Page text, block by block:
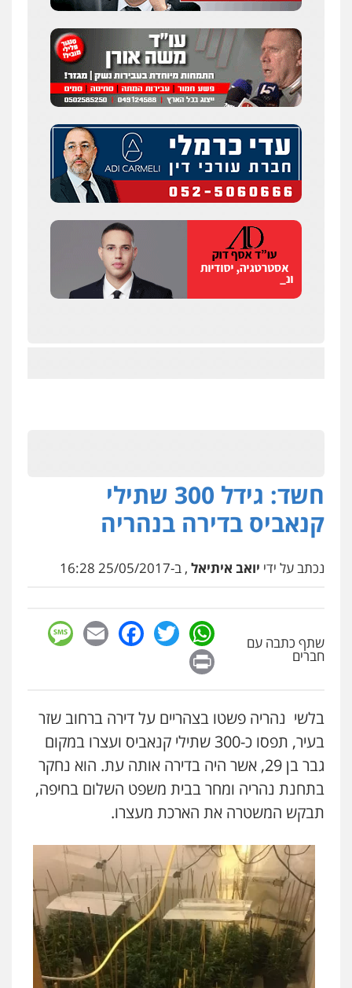
חשד: גידל 300 שתילי
קנאביס בדירה בנהריה
נכתב על ידי יואב איתיאל , ב-25/05/2017 16:28
שתף כתבה עם
חברים
WhatsApp
Twitter
Facebook
Email
בלשי נהריה פשטו בצהריים על דירה ברחוב שזר
בעיר, תפסו כ-300 שתילי קנאביס ועצרו במקום
גבר בן 29, אשר היה בדירה אותה עת. הוא נחקר
בתחנת נהריה ומחר בבית משפט השלום בחיפה,
תבקש המשטרה את הארכת מעצרו.
צילום עורכי דין שירותים מקצועיים לעורכי
0504578527
מחיקת כתבות מגוגל ודחיקת אזכורים
שליליים
שירותים מקצועיים לעורכי דין
0522508109
אחסון אתרים
מהירות הגנה גיבוי תמיכה
מקצועיים לעורכי דין
מרכז התחלה חדשה
אסירים עבירות מין שירותים מקצועיים
לעורכי דין
0544500346
מאיה בלום, עו"ס, טיפול ושיקום